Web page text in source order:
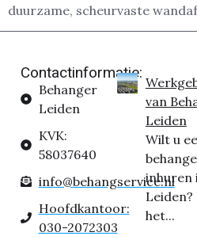
duurzame, scheurvaste
Contactinformatie:
Behanger
Leiden
KVK:
58037640
info@behangservice.nl
Hoofdkantoor:
030-2072303
van
Leiden
Wilt u
inhuren
Leiden?
het...